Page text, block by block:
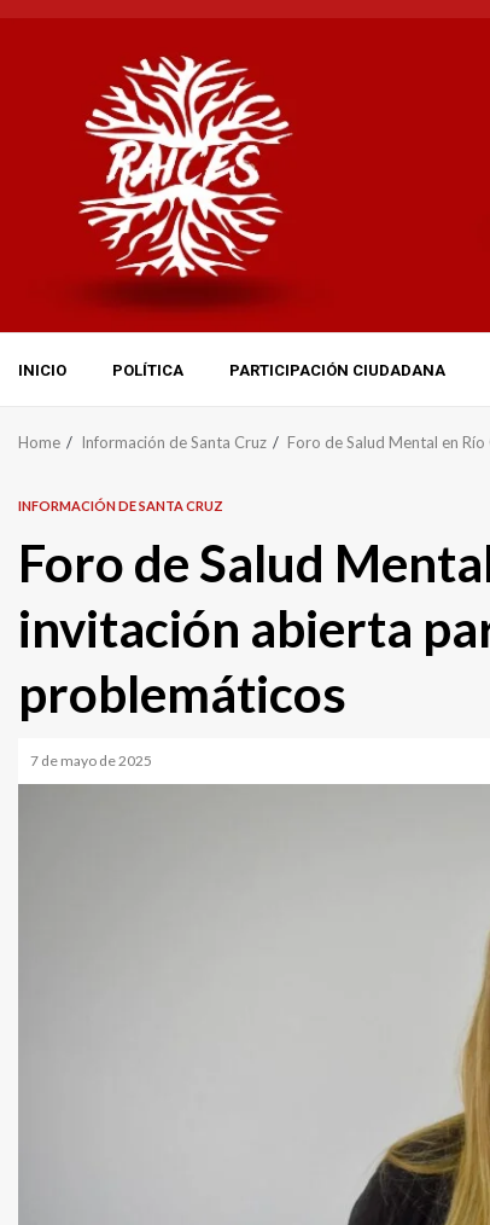
INICIO POLÍTICA PARTICIPACIÓN CIUDADANA
Home Información de Santa Cruz Foro de Salud Mental en
INFORMACIÓN DE SANTA CRUZ
Foro de Salud
invitación abierta
problemáticos
7 de mayo de 2025